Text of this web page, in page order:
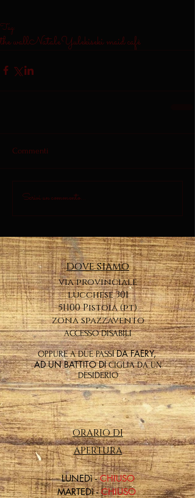
Tag:
the wallNataleYulekiseki maid cafè
Commenti
Scrivi un commento...
dove siamo
via provinciale
lucchese 301
51100 Pistoia (pt)
zona spazzavento
ACCESSO DISABILI
OPPURE A DUE PASSI DA FAERY,
AD UN BATTITO DICIGLIA DA UN
DESIDERIO
ORARIO DI
APERTURA
LUNEDì -CHIUSO
MARTEDì -CHIUSO